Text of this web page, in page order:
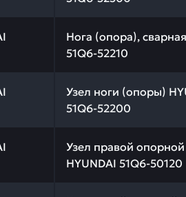
Нога (опора),
51Q6-52210
качества и
Узел ноги (опоры)
51Q6-52200
качества и
Узел правой опорной
HYUNDAI 51Q6-50120
качества и
качества и